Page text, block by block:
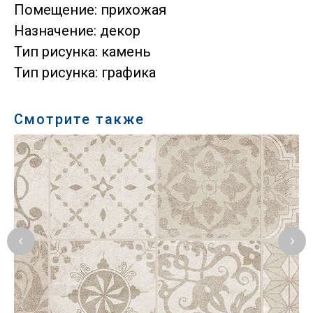
Помещение: прихожая
Назначение: декор
Тип рисунка: камень
Тип рисунка: графика
Смотрите также